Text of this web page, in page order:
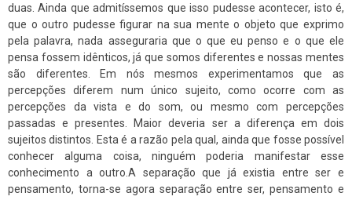
duas. Ainda que admitíssemos que isso pudesse acontecer, isto é,
que o outro pudesse figurar na sua mente o objeto que exprimo
pela palavra, nada asseguraria que o que eu penso e o que ele
pensa fossem idênticos, já que somos diferentes e nossas mentes
são diferentes. Em nós mesmos experimentamos que as
percepções diferem num único sujeito, como ocorre com as
percepções da vista e do som, ou mesmo com percepções
passadas e presentes. Maior deveria ser a diferença em dois
sujeitos distintos. Esta é a razão pela qual, ainda que fosse possível
conhecer alguma coisa, ninguém poderia manifestar esse
conhecimento a outro.A separação que já existia entre ser e
pensamento, torna-se agora separação entre ser, pensamento e